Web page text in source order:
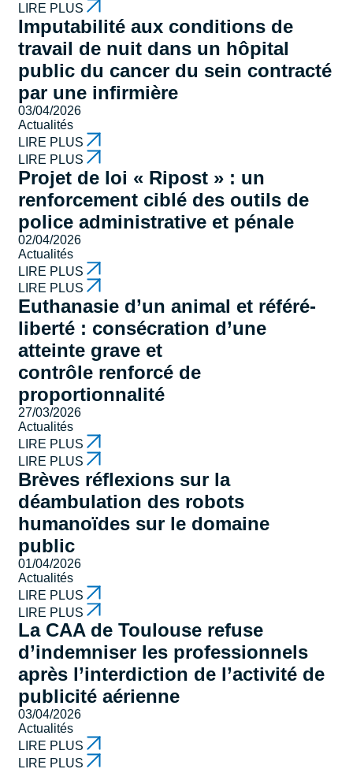
LIRE PLUS
Imputabilité aux conditions de
travail de nuit dans un hôpital
public du cancer du sein contracté
par une infirmière
03/04/2026
Actualités
LIRE PLUS
LIRE PLUS
Projet de loi « Ripost » : un
renforcement ciblé des outils de
police administrative et pénale
02/04/2026
Actualités
LIRE PLUS
LIRE PLUS
Euthanasie d’un animal et référé-
liberté : consécration d’une
atteinte grave et
contrôle renforcé de
proportionnalité
27/03/2026
Actualités
LIRE PLUS
LIRE PLUS
Brèves réflexions sur la
déambulation des robots
humanoïdes sur le domaine
public
01/04/2026
Actualités
LIRE PLUS
LIRE PLUS
La CAA de Toulouse refuse
d’indemniser les professionnels
après l’interdiction de l’activité de
publicité aérienne
03/04/2026
Actualités
LIRE PLUS
LIRE PLUS